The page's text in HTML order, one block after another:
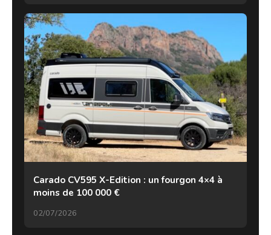
Carado CV595 X-Edition : un fourgon 4×4 à
moins de 100 000 €
02/07/2026